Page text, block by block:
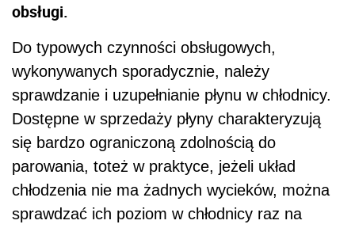
obsługi.
Do typowych czynności obsługowych,
wykonywanych sporadycznie, należy
sprawdzanie i uzupełnianie płynu w chłodnicy.
Dostępne w sprzedaży płyny charakteryzują
się bardzo ograniczoną zdolnością do
parowania, toteż w praktyce, jeżeli układ
chłodzenia nie ma żadnych wycieków, można
sprawdzać ich poziom w chłodnicy raz na